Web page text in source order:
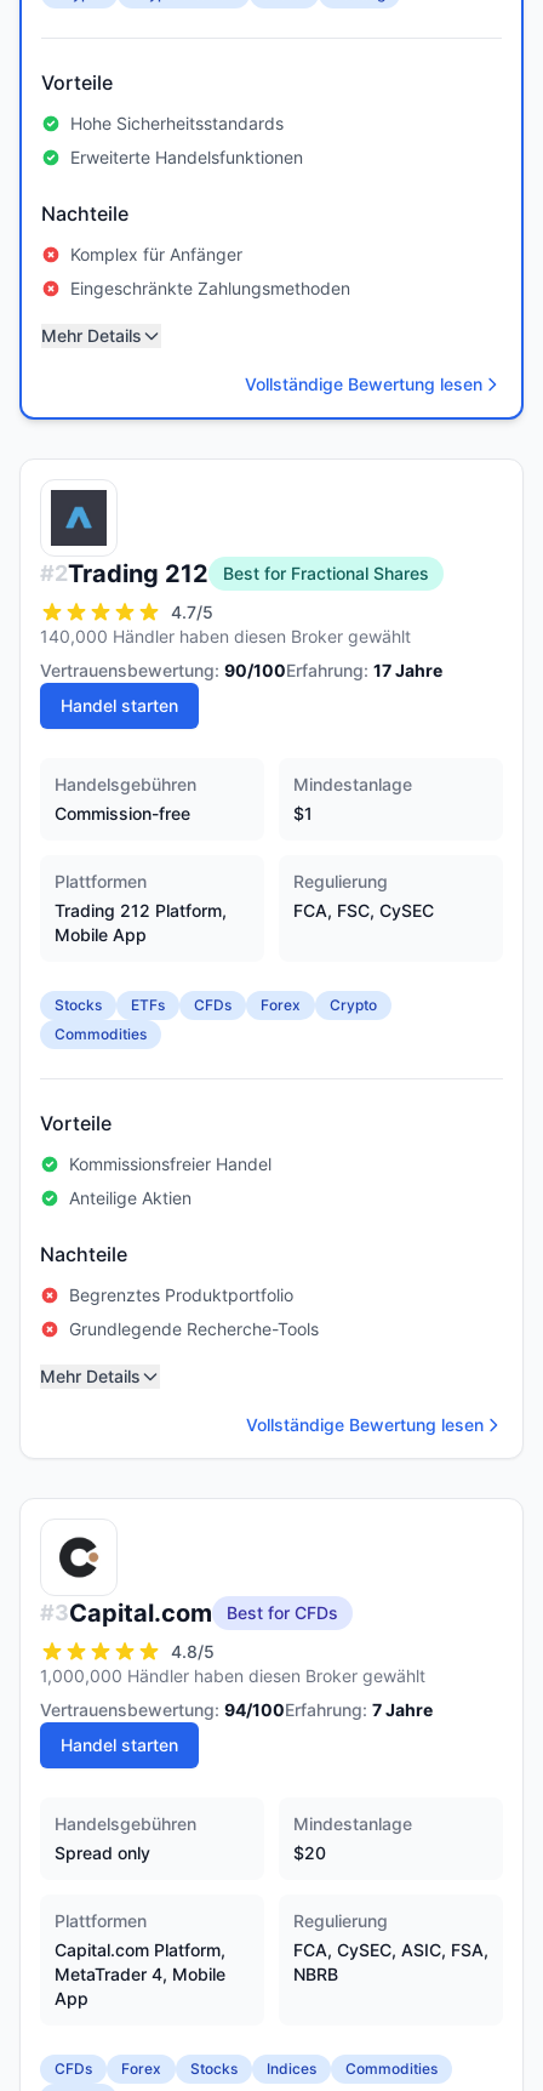
Vorteile
Hohe Sicherheitsstandards
Erweiterte Handelsfunktionen
Nachteile
Komplex für Anfänger
Eingeschränkte Zahlungsmethoden
Mehr Details
Vollständige Bewertung lesen
#2Trading 212
Best for Fractional Shares
4.7/5
140,000 Händler haben diesen Broker gewählt
Vertrauensbewertung: 90/100Erfahrung: 17Jahre
Handel starten
Handelsgebühren
Commission-free
Mindestanlage
$1
Plattformen
Trading 212 Platform,
Mobile App
Regulierung
FCA, FSC, CySEC
Stocks ETFs CFDs Forex
Crypto
Commodities
Vorteile
Kommissionsfreier Handel
Anteilige Aktien
Nachteile
Begrenztes Produktportfolio
Grundlegende Recherche-Tools
Mehr Details
Vollständige Bewertung lesen
#3Capital.com
Best for CFDs
4.8/5
1,000,000 Händler haben diesen Broker gewählt
Vertrauensbewertung: 94/100Erfahrung: 7Jahre
Handel starten
Handelsgebühren
Spread only
Mindestanlage
$20
Plattformen
Capital.com Platform,
MetaTrader 4, Mobile
App
Regulierung
FCA, CySEC, ASIC, FSA,
NBRB
CFDs Forex Stocks Indices
Commodities